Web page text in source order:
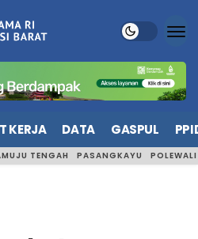
KERJA DATA GASPUL
TENGAH PASANGKAYU